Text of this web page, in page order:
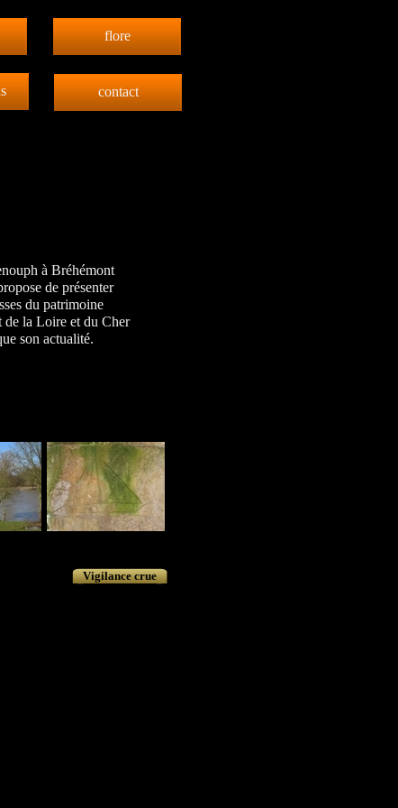
flore
contact
à Bréhémont
de présenter
du patrimoine
de la Loire et du Cher
son actualité.
Vigilance crue